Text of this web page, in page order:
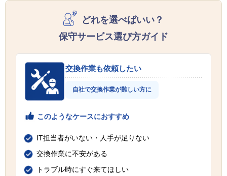
どれを選べばいい？
保守サービス選び方ガイド
交換作業も依頼したい
自社で交換作業が難しい方に
このようなケースにおすすめ
IT担当者がいない・人手が足りない
交換作業に不安がある
トラブル時にすぐ来てほしい